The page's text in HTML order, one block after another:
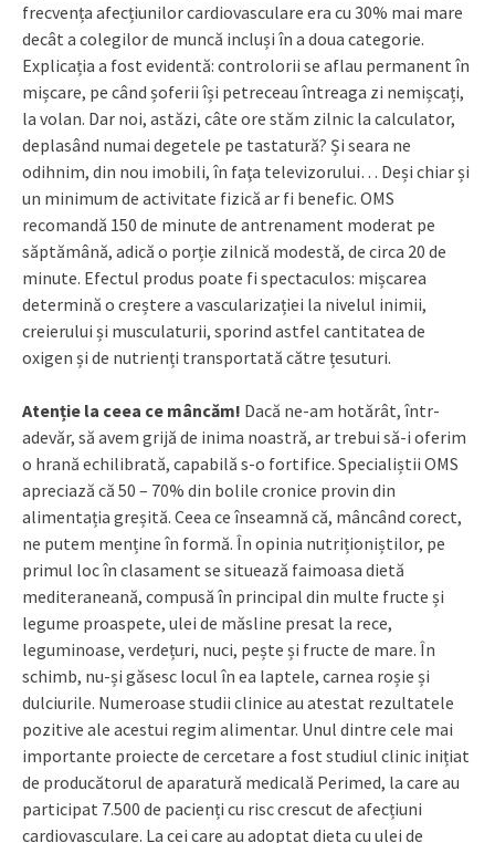
frecvența afecțiunilor cardiovasculare era cu 30% mai mare
decât a colegilor de muncă incluși în a doua categorie.
Explicația a fost evidentă: controlorii se aflau permanent în
mișcare, pe când șoferii își petreceau întreaga zi nemișcați,
la volan. Dar noi, astăzi, câte ore stăm zilnic la calculator,
deplasând numai degetele pe tastatură? Și seara ne
odihnim, din nou imobili, în faţa televizorului… Deși chiar și
un minimum de activitate fizică ar fi benefic. OMS
recomandă 150 de minute de antrenament moderat pe
săptămână, adică o porție zilnică modestă, de circa 20 de
minute. Efectul produs poate fi spectaculos: mișcarea
determină o creștere a vascularizației la nivelul inimii,
creierului și musculaturii, sporind astfel cantitatea de
oxigen și de nutrienți transportată către țesuturi.
Atenție la ceea ce mâncăm! Dacă ne-am hotărât, într-
adevăr, să avem grijă de inima noastră, ar trebui să-i oferim
o hrană echilibrată, capabilă s-o fortifice. Specialiștii OMS
apreciază că 50 – 70% din bolile cronice provin din
alimentația greșită. Ceea ce înseamnă că, mâncând corect,
ne putem menține în formă. În opinia nutriționiștilor, pe
primul loc în clasament se situează faimoasa dietă
mediteraneană, compusă în principal din multe fructe și
legume proaspete, ulei de măsline presat la rece,
leguminoase, verdețuri, nuci, pește și fructe de mare. În
schimb, nu-și găsesc locul în ea laptele, carnea roșie și
dulciurile. Numeroase studii clinice au atestat rezultatele
pozitive ale acestui regim alimentar. Unul dintre cele mai
importante proiecte de cercetare a fost studiul clinic inițiat
de producătorul de aparatură medicală Perimed, la care au
participat 7.500 de pacienți cu risc crescut de afecțiuni
cardiovasculare. La cei care au adoptat dieta cu ulei de